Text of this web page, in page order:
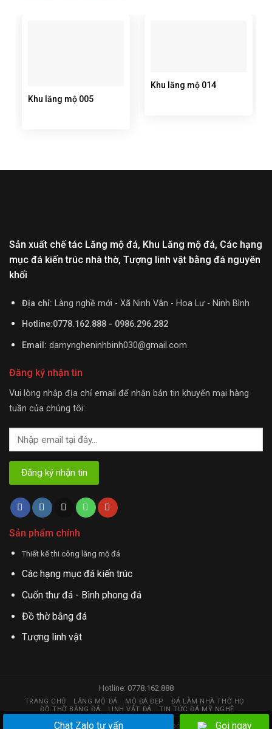
Khu lăng mộ 005
Khu lăng mộ 014
Sản xuất chế tác Lăng mộ đá, Khu Lăng mộ đá, Các hạng
mục đá kiến trúc nhà thờ, Tượng linh vật bằng đá nguyên
khối
Địa chỉ: Làng nghề mới - Xã Ninh Vân - Hoa Lư - Ninh Bình
Hotline:0778.162.888 - 0986.296.282
Email: damyngheninhbinh030@gmail.com
Đăng ký nhận tin
Vui lòng nhập địa chỉ email để nhận bản tin khuyến mại hàng
tuần của chúng tôi:
Sản phẩm chính
Thiết kế thi công lăng mộ đá
Các hạng mục đá kiến trúc
Cuốn thư đá - Bình phong đá
Đồ thờ bằng đá
Tượng linh vật
Hotline: 0778.162.888
TRANG CHỦ LĂNG MỘ ĐÁ MỘ ĐÁ ĐẸP
ĐÁ LÀM NHÀ THỜ HỌ
ĐỒ THỜ BẰNG ĐÁ
LINH VẬT ĐÁ TIN TỨC ĐÁ MỸ NGHỆ
Copyright 2026 © đá mỹ nghệ | Thiết kế web bởi huy.hstc@gmail.com
Chat Zalo tư vấn Gọi ngay